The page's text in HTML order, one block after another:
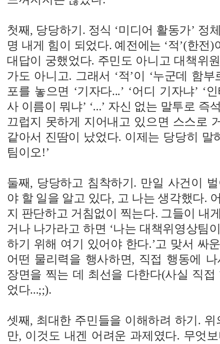
첫째, 당당하기. 정식 ‘미디어 활동가’ 정
명 내게 힘이 되었다. 예전에는 ‘적’(한전)
대답이 궁했었다. 주민도 아니고 대책위
가도 아니고. 그래서 ‘적’이 ‘누군데 함
포를 놓으면 ‘기자다...’ ‘어디 기자냐’ ‘
사 이름이 뭐냐’ ‘...’ 자신 없는 말투로 즉
끄럽지 못하게 지어내고 있으면 스스로
같아서 진땀이 났었다. 이제는 당당히 말
팀이오!’
둘째, 당당하고 침착하기. 만일 사건이
야 할 일을 알고 있다, 고 나는 생각했다.
지 판단하고 거침없이 찍는다. 그들이 내
거나 나가라고 하면 ‘나는 대책위영상팀
하기 위해 여기 있어야 한다.’고 맞서 싸
어떤 물리력을 행사하면, 직접 행동에
장면을 찍는 데 최선을 다한다(사실 직
었다...;;).
셋째, 최대한 주민들을 이해하려 하기. 위
만, 이것도 내겐 어려운 과제였다. 무엇